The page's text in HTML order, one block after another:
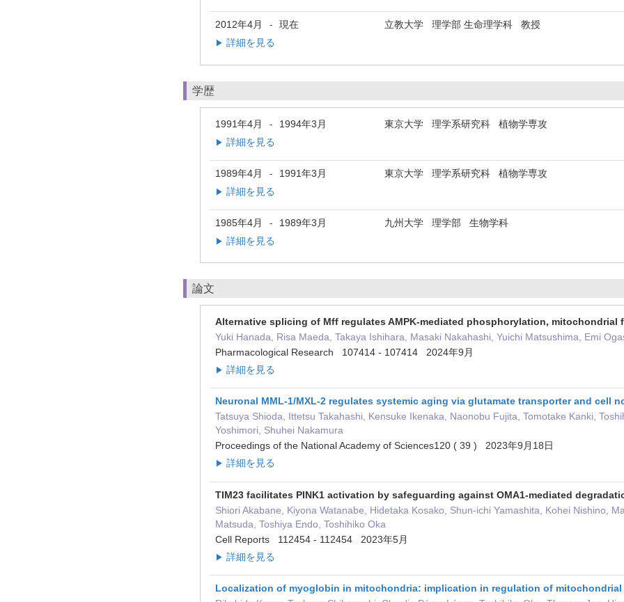
2012年4月 - 現在 立教大学 理学部 生命理学科 教授
▶ 詳細を見る
学歴
1991年4月 - 1994年3月 東京大学 理学系研究科 植物学専攻
▶ 詳細を見る
1989年4月 - 1991年3月 東京大学 理学系研究科 植物学専攻
▶ 詳細を見る
1985年4月 - 1989年3月 九州大学 理学部 生物学科
▶ 詳細を見る
論文
Alternative splicing of Mff regulates AMPK-mediated phosphorylation, mitochondrial
Yuki Hanada, Risa Maeda, Takaya Ishihara, Masaki Nakahashi, Yuichi Matsushima, Emi
Pharmacological Research 107414 - 107414 2024年9月
▶ 詳細を見る
Neuronal MML-1/MXL-2 regulates systemic aging via glutamate transporter and cell
Tatsuya Shioda, Ittetsu Takahashi, Kensuke Ikenaka, Naonobu Fujita, Tomotake Kanki,
Yoshimori, Shuhei Nakamura
Proceedings of the National Academy of Sciences120 ( 39 ) 2023年9月18日
▶ 詳細を見る
TIM23 facilitates PINK1 activation by safeguarding against OMA1-mediated
Shiori Akabane, Kiyona Watanabe, Hidetaka Kosako, Shun-ichi Yamashita, Kohei Nishino,
Matsuda, Toshiya Endo, Toshihiko Oka
Cell Reports 112454 - 112454 2023年5月
▶ 詳細を見る
Localization of myoglobin in mitochondria: implication in regulation of